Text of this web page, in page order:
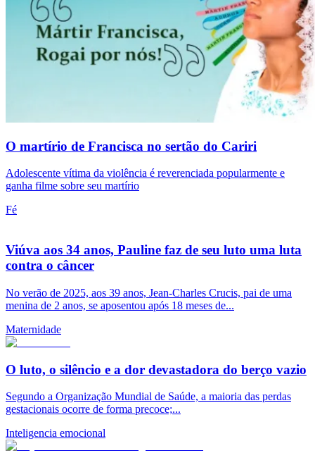
O martírio de Francisca no sertão do Cariri
Adolescente vítima da violência é reverenciada popularmente e
ganha filme sobre seu martírio
Fé
Viúva aos 34 anos, Pauline faz de seu luto uma luta
contra o câncer
No verão de 2025, aos 39 anos, Jean-Charles Crucis, pai de uma
menina de 2 anos, se aposentou após 18 meses de...
Maternidade
O luto, o silêncio e a dor devastadora do berço vazio
Segundo a Organização Mundial de Saúde, a maioria das perdas
gestacionais ocorre de forma precoce;...
Inteligencia emocional